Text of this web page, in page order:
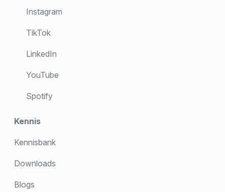
Instagram
TikTok
LinkedIn
YouTube
Spotify
Kennis
Kennisbank
Downloads
Blogs